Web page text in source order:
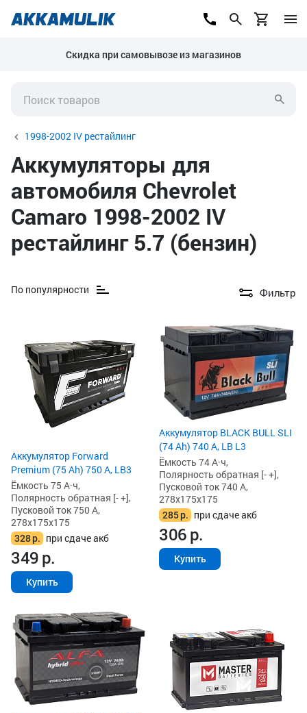
Скидка при самовывозе из магазинов
1998-2002 IV рестайлинг
Аккумуляторы для
автомобиля Chevrolet
Camaro 1998-2002 IV
рестайлинг 5.7 (бензин)
По популярности Фильтр
Аккумулятор Forward
Premium (75 Ah) 750 А, LB3
Ёмкость 75 А·ч,
Полярность обратная [- +],
Пусковой ток 750 А,
278x175x175
328р. при сдаче акб
349р.
Купить
Аккумулятор BLACK BULL SLI
(74 Ah) 740 А, LB L3
Ёмкость 74 А·ч,
Полярность обратная [- +],
Пусковой ток 740 А,
278x175x175
285р. при сдаче акб
306р.
Купить